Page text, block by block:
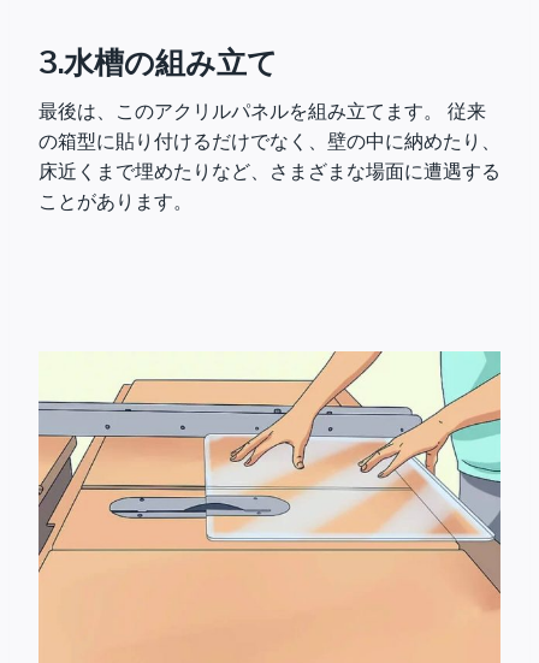
3.水槽の組み立て
最後は、このアクリルパネルを組み立てます。 従来
の箱型に貼り付けるだけでなく、壁の中に納めたり、
床近くまで埋めたりなど、さまざまな場面に遭遇する
ことがあります。